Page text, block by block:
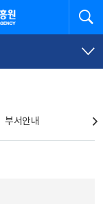
부서안내